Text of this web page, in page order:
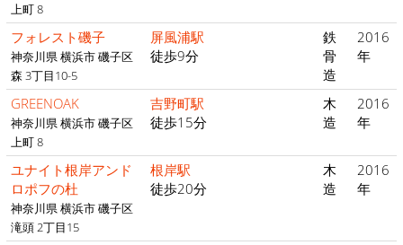
上町 8
フォレスト磯子
神奈川県 横浜市 磯子区
森 3丁目10-5
屏風浦駅
徒歩9分
鉄
骨
造
2016
年
GREENOAK
神奈川県 横浜市 磯子区
上町 8
吉野町駅
徒歩15分
木
造
2016
年
ユナイト根岸アンド
ロポフの杜
神奈川県 横浜市 磯子区
滝頭 2丁目15
根岸駅
徒歩20分
木
造
2016
年